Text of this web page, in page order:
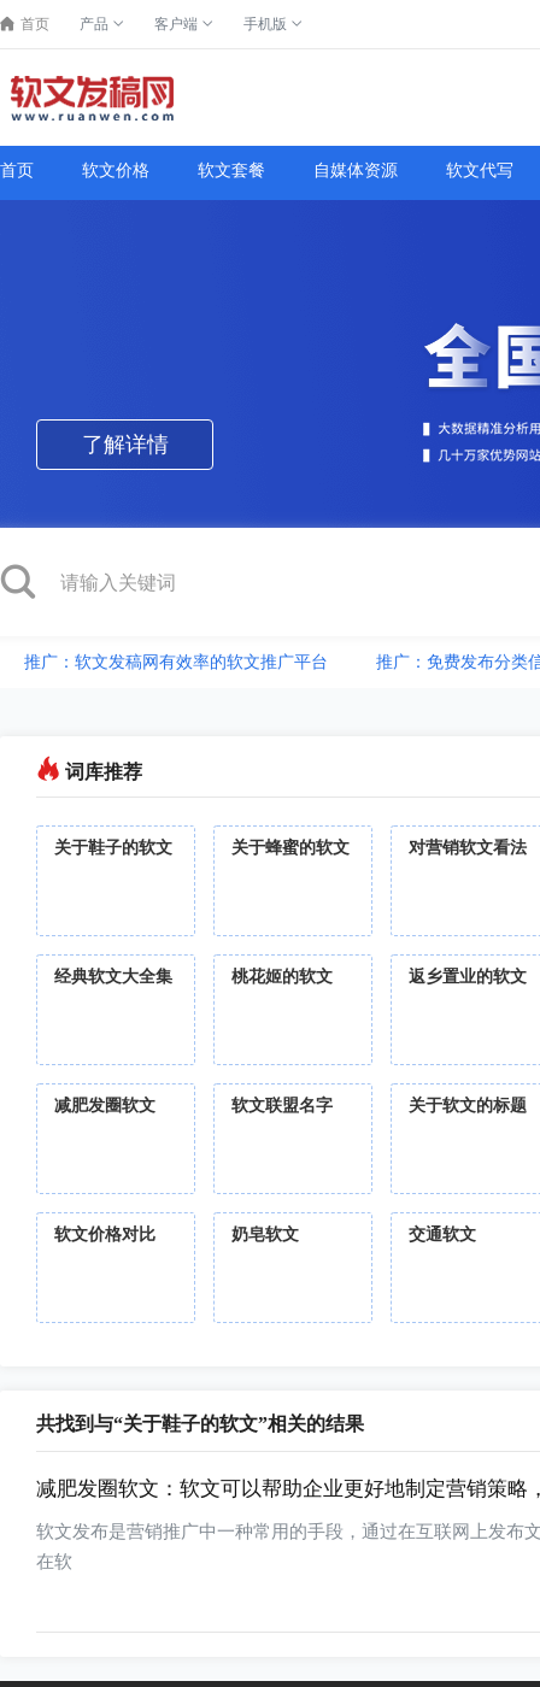
首页 产品 客户端 手机版
首页 软文价格 软文套餐 自媒体资源 软文代写
了解详情
推广：软文发稿网有效率的软文推广平台 推广：免费发布分类
词库推荐
关于鞋子的软文 关于蜂蜜的软文 对营销软文看法
经典软文大全集 桃花姬的软文 返乡置业的软文
减肥发圈软文 软文联盟名字 关于软文的标题
软文价格对比 奶皂软文 交通软文
共找到与“关于鞋子的软文”相关的结果
减肥发圈软文：软文可以帮助企业更好地制定营销策略
软文发布是营销推广中一种常用的手段，通过在互联网上发布
在软